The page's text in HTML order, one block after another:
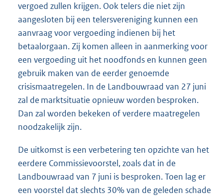
vergoed zullen krijgen. Ook telers die niet zijn
aangesloten bij een telersvereniging kunnen een
aanvraag voor vergoeding indienen bij het
betaalorgaan. Zij komen alleen in aanmerking voor
een vergoeding uit het noodfonds en kunnen geen
gebruik maken van de eerder genoemde
crisismaatregelen. In de Landbouwraad van 27 juni
zal de marktsituatie opnieuw worden besproken.
Dan zal worden bekeken of verdere maatregelen
noodzakelijk zijn.
De uitkomst is een verbetering ten opzichte van het
eerdere Commissievoorstel, zoals dat in de
Landbouwraad van 7 juni is besproken. Toen lag er
een voorstel dat slechts 30% van de geleden schade